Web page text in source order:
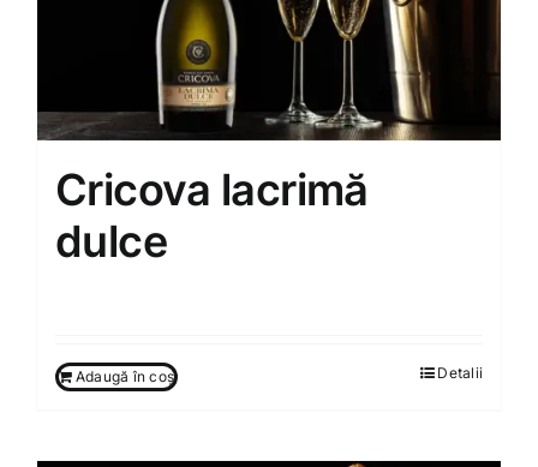
Cricova lacrimă
dulce
Adaugă în coș Detalii